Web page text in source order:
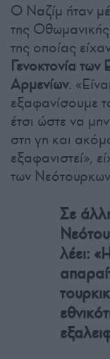
Ο Ναζίμ ήταν
της
της οποίας
Γενοκτονία
Αρμενίων.
εξαφανίσουμε
έτσι ώστε να
στη γη και
εξαφανιστεί»,
των
Σε
λέει: